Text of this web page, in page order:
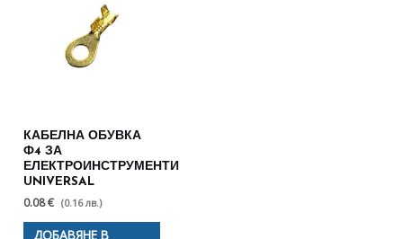
КАБЕЛНА ОБУВКА
Ф4 ЗА
ЕЛЕКТРОИНСТРУМЕНТИ
UNIVERSAL
0.08 € (0.16 лв.)
ДОБАВЯНЕ В